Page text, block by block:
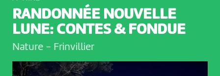
RANDONNÉE NOUVELLE
LUNE: CONTES & FONDUE
Nature - Frinvillier